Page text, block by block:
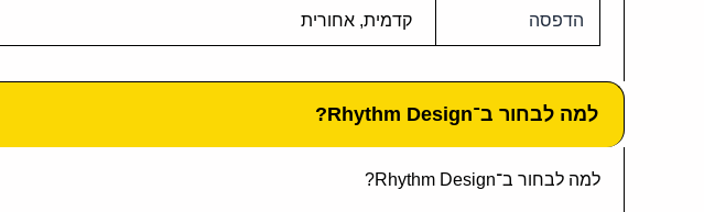
הדפסה קדמית, אחורית
למה לבחור ב־Rhythm Design?
למה לבחור ב־Rhythm Design?